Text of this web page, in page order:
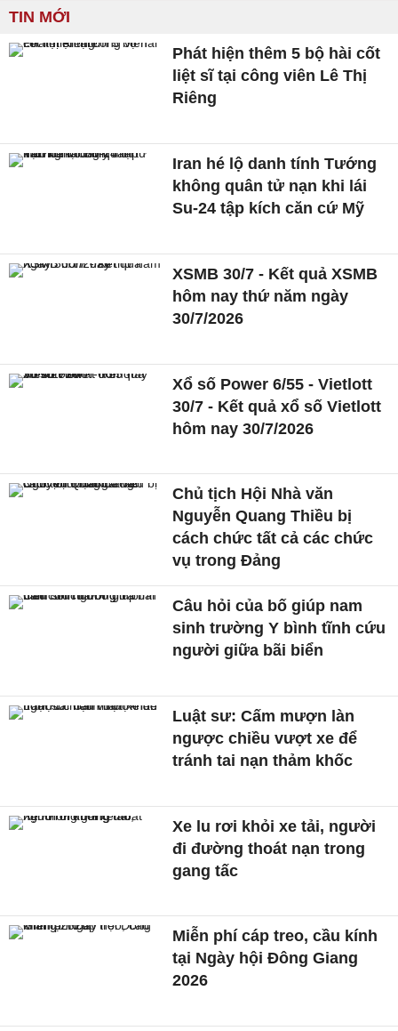
TIN MỚI
Phát hiện thêm 5 bộ hài cốt
liệt sĩ tại công viên Lê Thị
Riêng
Iran hé lộ danh tính Tướng
không quân tử nạn khi lái
Su-24 tập kích căn cứ Mỹ
XSMB 30/7 - Kết quả XSMB
hôm nay thứ năm ngày
30/7/2026
Xổ số Power 6/55 - Vietlott
30/7 - Kết quả xổ số Vietlott
hôm nay 30/7/2026
Chủ tịch Hội Nhà văn
Nguyễn Quang Thiều bị
cách chức tất cả các chức
vụ trong Đảng
Câu hỏi của bố giúp nam
sinh trường Y bình tĩnh cứu
người giữa bãi biển
Luật sư: Cấm mượn làn
ngược chiều vượt xe để
tránh tai nạn thảm khốc
Xe lu rơi khỏi xe tải, người
đi đường thoát nạn trong
gang tấc
Miễn phí cáp treo, cầu kính
tại Ngày hội Đông Giang
2026